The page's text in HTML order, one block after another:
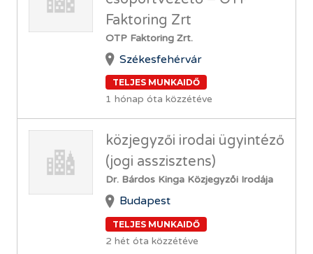
Faktoring Zrt
OTP Faktoring Zrt.
Székesfehérvár
TELJES MUNKAIDŐ
1 hónap óta közzétéve
közjegyzői irodai ügyintéző
(jogi asszisztens)
Dr. Bárdos Kinga Közjegyzői Irodája
Budapest
TELJES MUNKAIDŐ
2 hét óta közzétéve